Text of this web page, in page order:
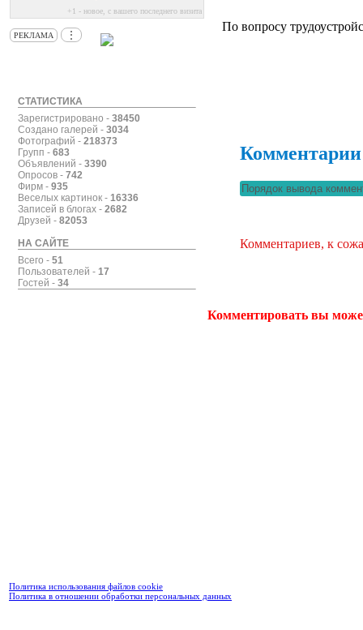
+1 - новое, с вашего последнего визита
РЕКЛАМА ⋮
СТАТИСТИКА
Зарегистрировано - 38450
Создано галерей - 3034
Фотографий - 218373
Групп - 683
Объявлений - 3390
Опросов - 742
Фирм - 935
Веселых картинок - 16336
Записей в блогах - 2682
Друзей - 82053
НА САЙТЕ
Всего - 51
Пользователей - 17
Гостей - 34
По вопросу
Комментарии
Комментариев, к
Комментировать вы
Политика использования файлов cookie
Политика в отношении обработки персональных данных